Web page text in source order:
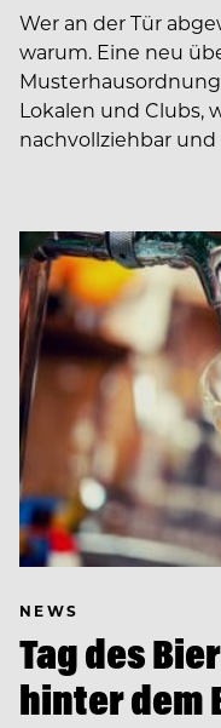
Wer an der Tür
warum. Eine neu
Lokalen und Clubs,
nachvollziehbar
NEWS
Tag des
hinter dem